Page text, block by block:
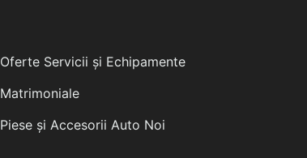
Oferte Servicii și Echipamente
Matrimoniale
Piese și Accesorii Auto Noi